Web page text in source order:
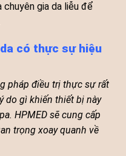
chuyên gia da liễu để
có thực sự hiệu
pháp điều trị thực sự rất
do gì khiến thiết bị này
HPMED sẽ cung cấp
trọng xoay quanh về